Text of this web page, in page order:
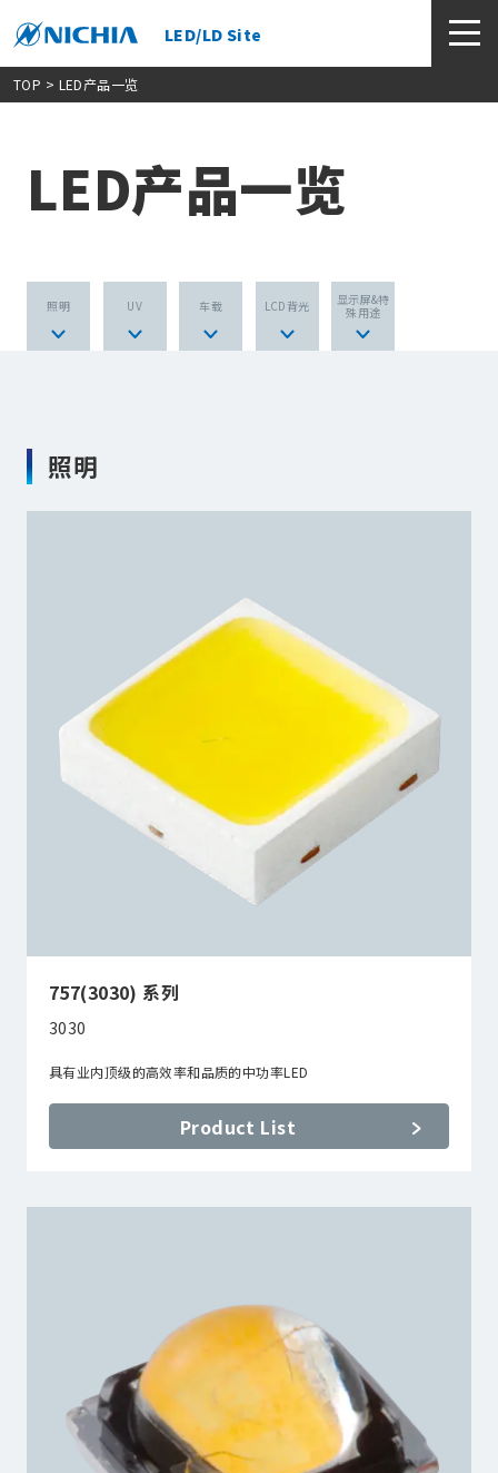
LED/LD Site
TOP > LED产品一览
LED产品一览
照明 UV 车载 LCD背光
显示屏&特
殊用途
照明
757(3030) 系列
3030
具有业内顶级的高效率和品质的中功率LED
Product List